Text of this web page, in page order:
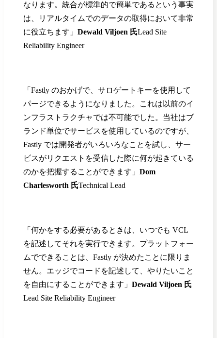
なります。統合が標準的で簡単であるという事実
は、リアルタイムでのデータの取得において非常
に役立ちます」 Dewald Viljoen 氏Lead Site
Reliability Engineer
「Fastly のおかげで、サロゲートキーを使用して
パージできるようになりました。これは以前のイ
ンフラストラクチャでは不可能でした。当社はブ
ランド単位でサービスを使用しているのですが、
Fastly では開発者がいろいろなことを試し、サー
ビスがリクエストを受信した際に何が起きている
のかを把握することができます」 Dom
Charlesworth 氏Technical Lead
「何かをする必要があるときは、いつでも VCL
を記述してそれを実行できます。プラットフォー
ムでできることは、Fastly が決めたことに限りま
せん。エッジでコードを記述して、やりたいこと
を自由にすることができます」 Dewald Viljoen 氏
Lead Site Reliability Engineer